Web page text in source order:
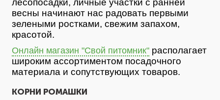
весны начинают нас радовать первыми
зелеными ростками, свежим запахом,
красотой.
Онлайн магазин "Свой питомник" располагает
широким ассортиментом посадочного
материала и сопутствующих товаров.
КОРНИ РОМАШКИ